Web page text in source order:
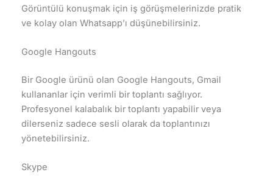
Görüntülü konuşmak için iş görüşmelerinizde pratik
ve kolay olan Whatsapp’ı düşünebilirsiniz.
Google Hangouts
Bir Google ürünü olan Google Hangouts, Gmail
kullananlar için verimli bir toplantı sağlıyor.
Profesyonel kalabalık bir toplantı yapabilir veya
dilerseniz sadece sesli olarak da toplantınızı
yönetebilirsiniz.
Skype